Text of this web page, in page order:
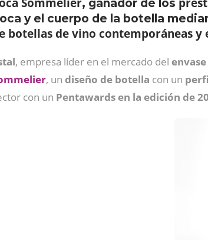
, ganador de los
y el cuerpo de la botella
botellas de vino contemporáneas y
, empresa líder en el mercado del
, un diseño de botella con un
con un Pentawards en la edición de